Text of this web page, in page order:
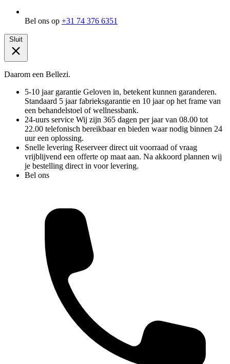
Bel ons op +31 74 376 6351
Sluit
Daarom een Bellezi.
5-10 jaar garantie Geloven in, betekent kunnen garanderen.
Standaard 5 jaar fabrieksgarantie en 10 jaar op het frame van
een behandelstoel of wellnessbank.
24-uurs service Wij zijn 365 dagen per jaar van 08.00 tot
22.00 telefonisch bereikbaar en bieden waar nodig binnen 24
uur een oplossing.
Snelle levering Reserveer direct uit voorraad of vraag
vrijblijvend een offerte op maat aan. Na akkoord plannen wij
je bestelling direct in voor levering.
Bel ons